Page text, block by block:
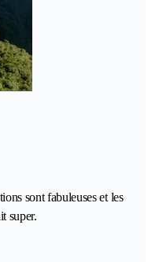
sont fabuleuses et les
super.